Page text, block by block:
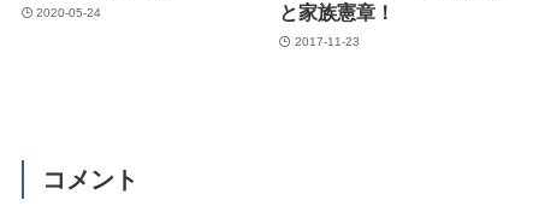
2020-05-24
と家族憲章！
2017-11-23
コメント